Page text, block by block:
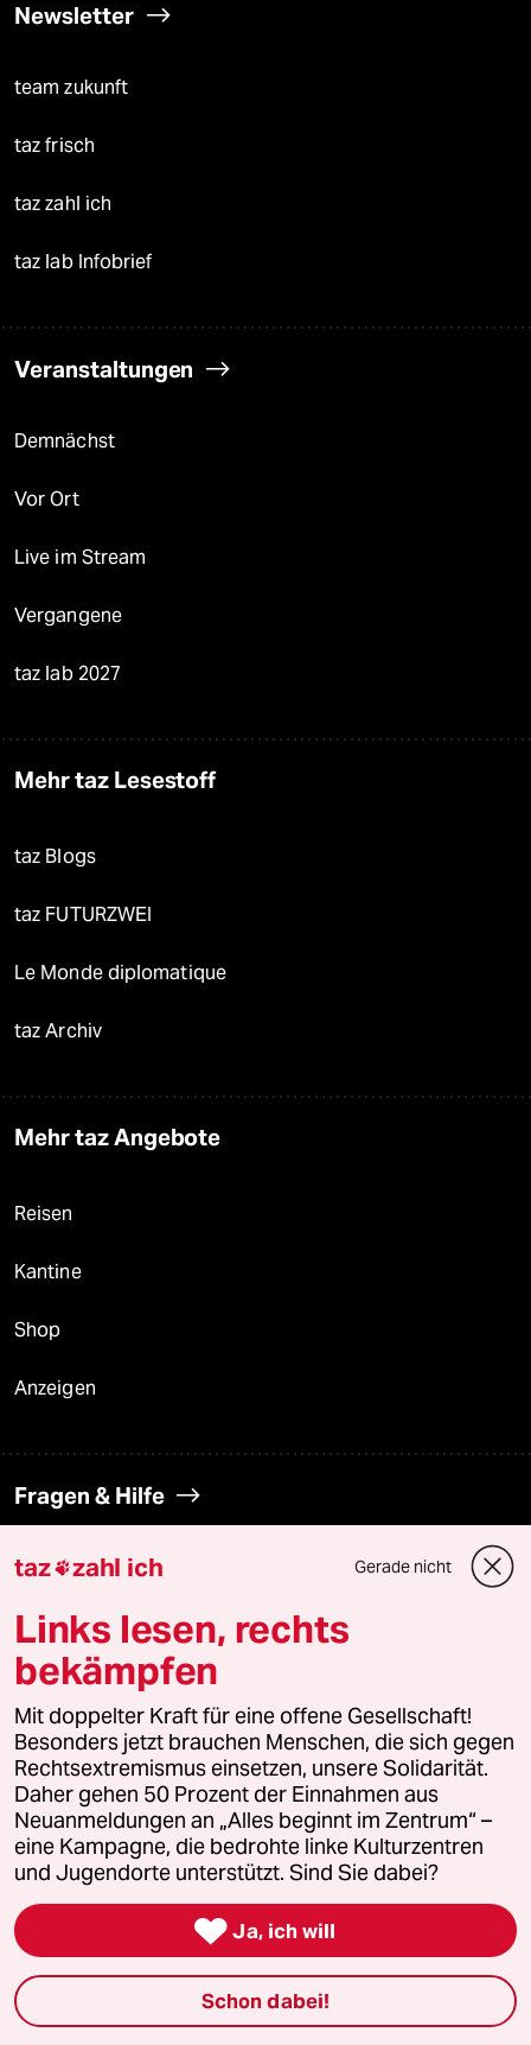
Newsletter
team zukunft
taz frisch
taz zahl ich
taz lab Infobrief
Veranstaltungen
Demnächst
Vor Ort
Live im Stream
Vergangene
taz lab 2027
Mehr taz Lesestoff
taz Blogs
taz FUTURZWEI
Le Monde diplomatique
taz Archiv
Mehr taz Angebote
Reisen
Kantine
Shop
Anzeigen
Fragen & Hilfe
Feedback
Aboservice
ePaper Login
Downloads für Abonnierende
© 2026 taz Verlags und Vertriebs GmbH
Alle Rechte vorbehalten. Bei rechtlichen Fragen oder für Genehmigungen
wenden Sie sich bitte an
Feedback Redaktionsstatut Kommune-Richtlinien KI-
Leitlinie Informant Datenschutz Impressum AGB
taz zahl ich Gerade nicht
Links lesen, rechts
bekämpfen
Mit doppelter Kraft für eine offene Gesellschaft!
Besonders jetzt brauchen Menschen, die sich gegen
Rechtsextremismus einsetzen, unsere Solidarität.
Daher gehen 50 Prozent der Einnahmen aus
Neuanmeldungen an „Alles beginnt im Zentrum“ –
eine Kampagne, die bedrohte linke Kulturzentren
und Jugendorte unterstützt. Sind Sie dabei?
 Ja, ich will
Schon dabei!